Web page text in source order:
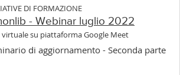
DI FORMAZIONE
- Webinar luglio 2022
virtuale su piattaforma Google Meet
di aggiornamento - Seconda parte